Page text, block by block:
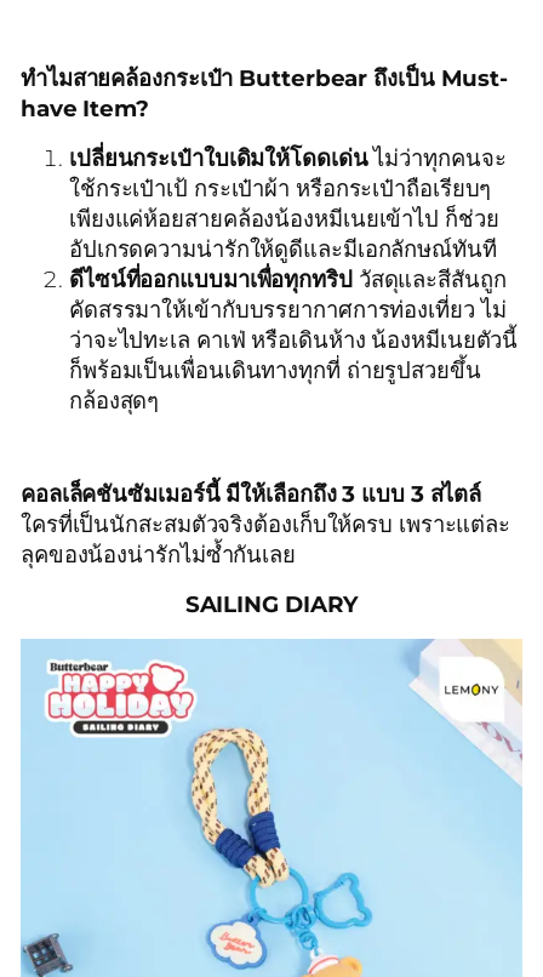
ทำไมสายคล้องกระเป๋า Butterbear ถึงเป็น Must-
have Item?
เปลี่ยนกระเป๋าใบเดิมให้โดดเด่นไม่ว่าทุกคนจะ
ใช้กระเป๋าเป้ กระเป๋าผ้า หรือกระเป๋าถือเรียบๆ
เพียงแค่ห้อยสายคล้องน้องหมีเนยเข้าไป ก็ช่วย
อัปเกรดความน่ารักให้ดูดีและมีเอกลักษณ์ทันที
ดีไซน์ที่ออกแบบมาเพื่อทุกทริป วัสดุและสีสันถูก
คัดสรรมาให้เข้ากับบรรยากาศการท่องเที่ยว ไม่
ว่าจะไปทะเล คาเฟ่ หรือเดินห้าง น้องหมีเนยตัวนี้
ก็พร้อมเป็นเพื่อนเดินทางทุกที่ ถ่ายรูปสวยขึ้น
กล้องสุดๆ
คอลเล็คชันซัมเมอร์นี้ มีให้เลือกถึง 3 แบบ 3 สไตล์
ใครที่เป็นนักสะสมตัวจริงต้องเก็บให้ครบ เพราะแต่ละ
ลุคของน้องน่ารักไม่ซ้ำกันเลย
SAILING DIARY